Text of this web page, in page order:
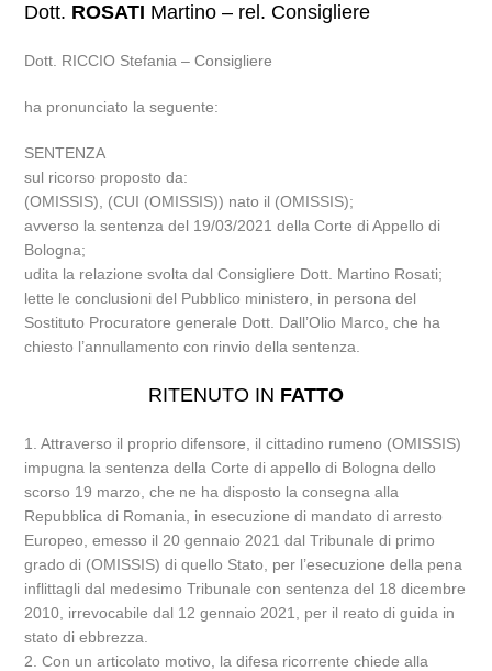
Dott. ROSATI Martino – rel. Consigliere
Dott. RICCIO Stefania – Consigliere
ha pronunciato la seguente:
SENTENZA
sul ricorso proposto da:
(OMISSIS), (CUI (OMISSIS)) nato il (OMISSIS);
avverso la sentenza del 19/03/2021 della Corte di Appello di
Bologna;
udita la relazione svolta dal Consigliere Dott. Martino Rosati;
lette le conclusioni del Pubblico ministero, in persona del
Sostituto Procuratore generale Dott. Dall’Olio Marco, che ha
chiesto l’annullamento con rinvio della sentenza.
RITENUTO IN FATTO
1. Attraverso il proprio difensore, il cittadino rumeno (OMISSIS)
impugna la sentenza della Corte di appello di Bologna dello
scorso 19 marzo, che ne ha disposto la consegna alla
Repubblica di Romania, in esecuzione di mandato di arresto
Europeo, emesso il 20 gennaio 2021 dal Tribunale di primo
grado di (OMISSIS) di quello Stato, per l’esecuzione della pena
inflittagli dal medesimo Tribunale con sentenza del 18 dicembre
2010, irrevocabile dal 12 gennaio 2021, per il reato di guida in
stato di ebbrezza.
2. Con un articolato motivo, la difesa ricorrente chiede alla